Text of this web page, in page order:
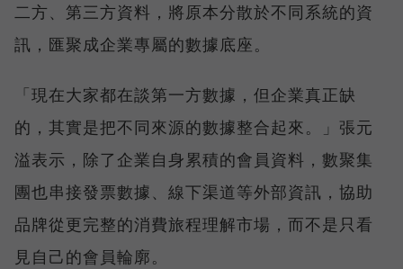
二方、第三方資料，將原本分散於不同系統的資
訊，匯聚成企業專屬的數據底座。
「現在大家都在談第一方數據，但企業真正缺
的，其實是把不同來源的數據整合起來。」張元
溢表示，除了企業自身累積的會員資料，數聚集
團也串接發票數據、線下渠道等外部資訊，協助
品牌從更完整的消費旅程理解市場，而不是只看
見自己的會員輪廓。